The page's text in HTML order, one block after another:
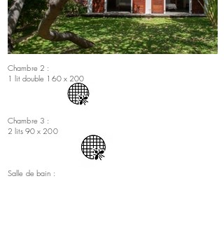
Chambre 2 :
1 lit double 160 x 200
Chambre 3 :
2 lits 90 x 200
Salle de bain :